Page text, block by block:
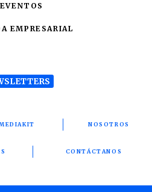
EVENTOS
EMPRESARIAL
NOSOTROS
CONTÁCTANOS